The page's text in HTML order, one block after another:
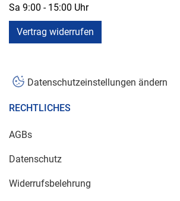
Sa 9:00 - 15:00 Uhr
Vertrag widerrufen
Datenschutzeinstellungen ändern
RECHTLICHES
AGBs
Datenschutz
Widerrufsbelehrung